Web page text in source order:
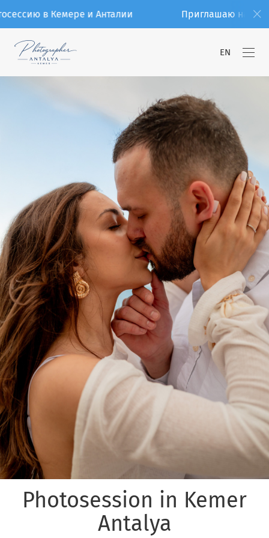
в Кемере и Анталии Приглашаю на
EN
Photosession in Kemer
Antalya